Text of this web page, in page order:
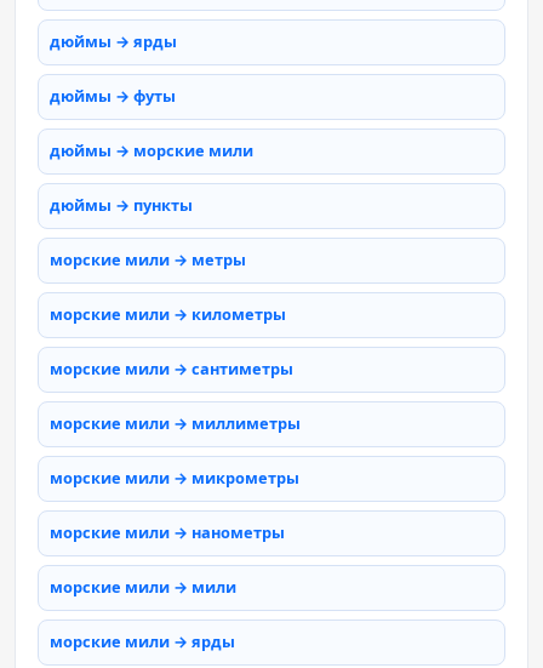
дюймы → ярды
дюймы → футы
дюймы → морские мили
дюймы → пункты
морские мили → метры
морские мили → километры
морские мили → сантиметры
морские мили → миллиметры
морские мили → микрометры
морские мили → нанометры
морские мили → мили
морские мили → ярды